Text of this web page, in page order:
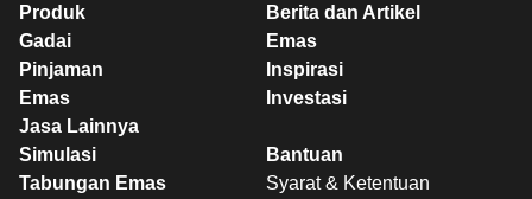
Produk
Gadai
Pinjaman
Emas
Jasa Lainnya
Berita dan Artikel
Emas
Inspirasi
Investasi
Simulasi
Tabungan Emas
Bantuan
Syarat & Ketentuan